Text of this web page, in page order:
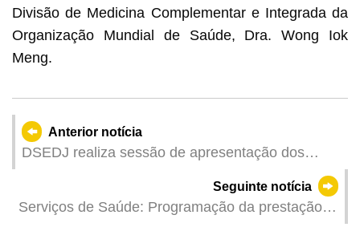
Divisão de Medicina Complementar e Integrada da
Organização Mundial de Saúde, Dra. Wong Iok
Meng.
Anterior notícia
DSEDJ realiza sessão de apresentação dos
resultados de Macau no TIMSS 2023 destinada
Seguinte notícia
Serviços de Saúde: Programação da prestação